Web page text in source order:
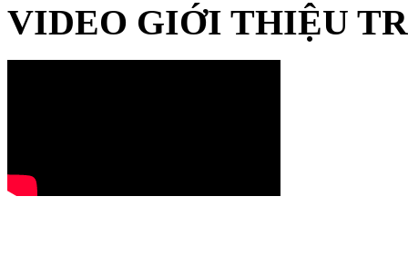
VIDEO GIỚI THIỆU